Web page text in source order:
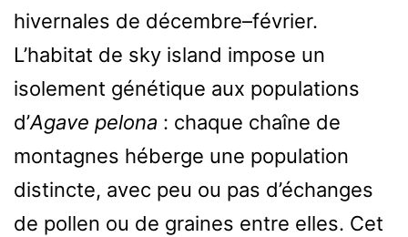
hivernales de décembre–février.
L’habitat de sky island impose un
isolement génétique aux populations
d’Agave pelona : chaque chaîne de
montagnes héberge une population
distincte, avec peu ou pas d’échanges
de pollen ou de graines entre elles. Cet